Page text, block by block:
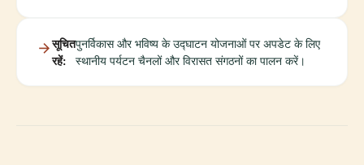
सूचित
रहें:
पुनर्विकास और भविष्य के उद्घाटन योजनाओं पर अपडेट के लिए
स्थानीय पर्यटन चैनलों और विरासत संगठनों का पालन करें।